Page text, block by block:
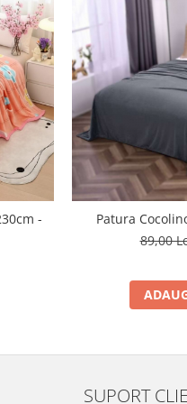
-
Patura
89,00
SUPORT